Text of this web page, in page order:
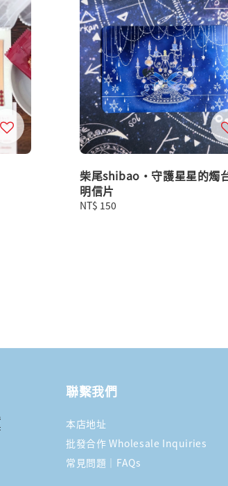
柴尾shibao・守護星星的燭
明信片
Regular
NT$ 150
聯繫我們
本店地址
批發合作 Wholesale Inquiries
常見問題｜FAQs